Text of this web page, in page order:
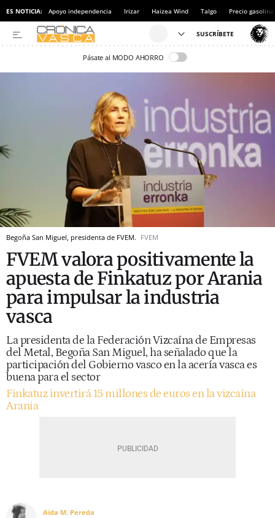
ES NOTICIA: Apoyo independencia Irizar Haizea Wind Talgo Precio gasolina
Pásate al MODO AHORRO
Begoña San Miguel, presidenta de FVEM. FVEM
FVEM valora positivamente la
apuesta de Finkatuz por Arania
para impulsar la industria
vasca
La presidenta de la Federación Vizcaína de Empresas
del Metal, Begoña San Miguel, ha señalado que la
participación del Gobierno vasco en la acería vasca es
buena para el sector
Finkatuz invertirá 15 millones de euros en la vizcaína
Arania
Aida M. Pereda